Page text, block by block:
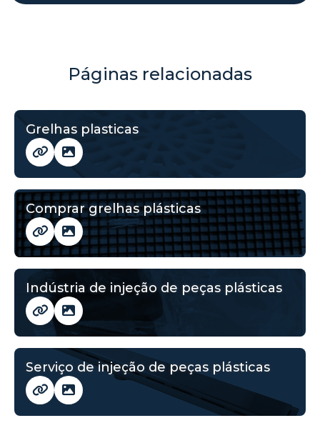
Páginas relacionadas
Grelhas plasticas
Comprar grelhas plásticas
Indústria de injeção de peças plásticas
Serviço de injeção de peças plásticas